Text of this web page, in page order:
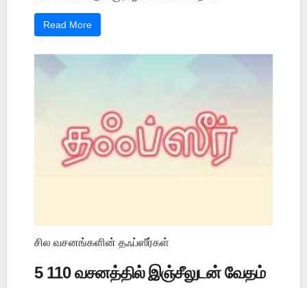
Read More
சில வசனங்களின் தஃப்ஸீர்கள்
5 110 வசனத்தில் இஞ்சீலுடன் வேதம்